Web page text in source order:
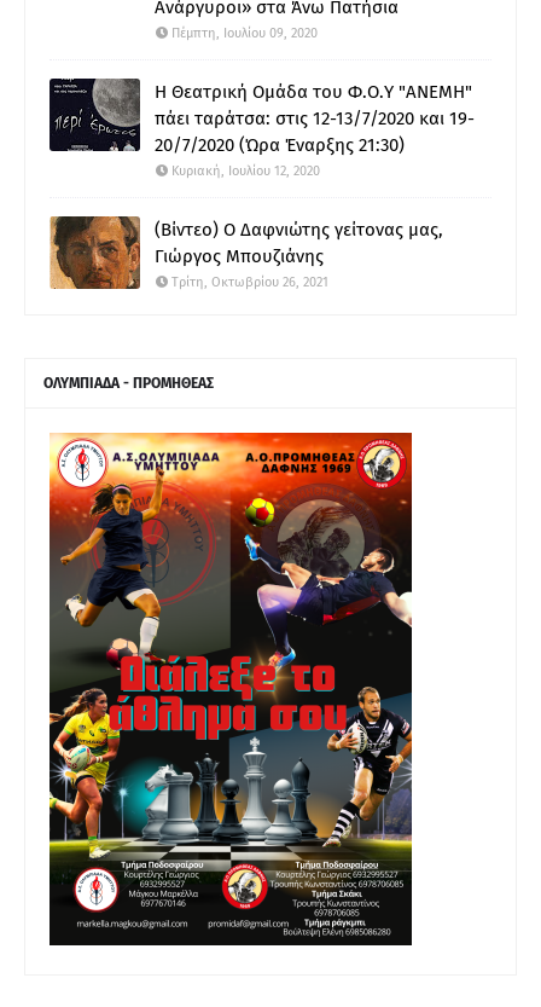
Ανάργυροι» στα Άνω Πατήσια
Πέμπτη, Ιουλίου 09, 2020
Η Θεατρική Ομάδα του Φ.Ο.Υ "ΑΝΕΜΗ"
πάει ταράτσα: στις 12-13/7/2020 και 19-
20/7/2020 (Ώρα Έναρξης 21:30)
Κυριακή, Ιουλίου 12, 2020
(Βίντεο) Ο Δαφνιώτης γείτονας μας,
Γιώργος Μπουζιάνης
Τρίτη, Οκτωβρίου 26, 2021
ΟΛΥΜΠΙΑΔΑ - ΠΡΟΜΗΘΕΑΣ